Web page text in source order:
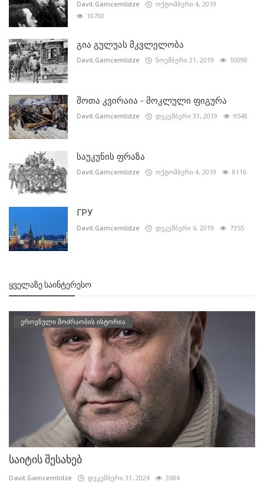
Davit.Gamcemlidze
ოქტომბერი 4, 2019
10700
გია გულუას მკვლელობა
Davit.Gamcemlidze ნოემბერი 21, 2019 10090
შოთა კვირაია - მოკლული ფიგურა
Davit.Gamcemlidze დეკემბერი 31, 2019 9548
საუკუნის ფრაზა
Davit.Gamcemlidze ოქტომბერი 4, 2019 8116
ГРУ
Davit.Gamcemlidze დეკემბერი 6, 2019 7355
ᲧᲕᲔᲚᲐᲖᲔ ᲡᲐᲘᲜᲢᲔᲠᲔᲡᲝ
ეროვნული მოძრაობის ისტორია
საიტის შესახებ
Davit.Gamcemlidze დეკემბერი 31, 2024 3684